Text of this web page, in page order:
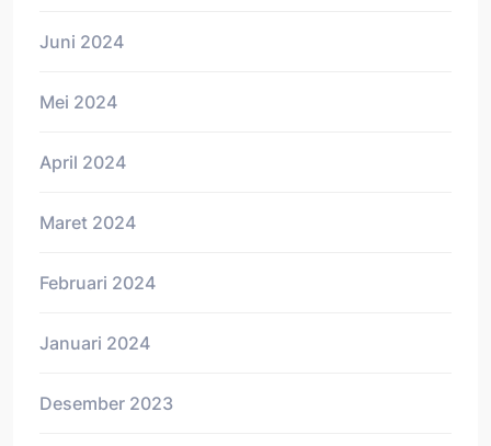
Juni 2024
Mei 2024
April 2024
Maret 2024
Februari 2024
Januari 2024
Desember 2023